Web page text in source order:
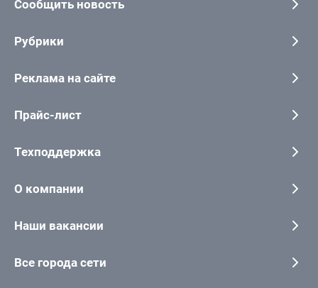
Сообщить новость
Рубрики
Реклама на сайте
Прайс-лист
Техподдержка
О компании
Наши вакансии
Все города сети